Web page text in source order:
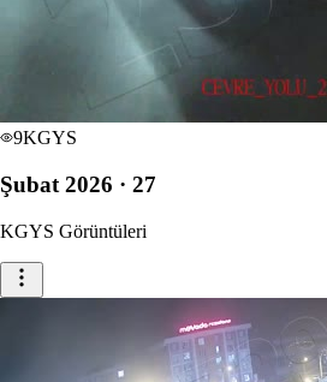
9KGYS
Şubat 2026 · 27
KGYS Görüntüleri